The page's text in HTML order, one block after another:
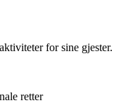
for sine gjester.
retter